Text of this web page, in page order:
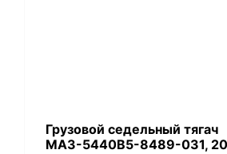
​Грузовой седельный тягач
МАЗ-5440В5-8489-031,